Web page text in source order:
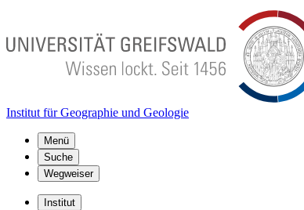
Institut für Geographie und Geologie
Menü
Suche
Wegweiser
Institut